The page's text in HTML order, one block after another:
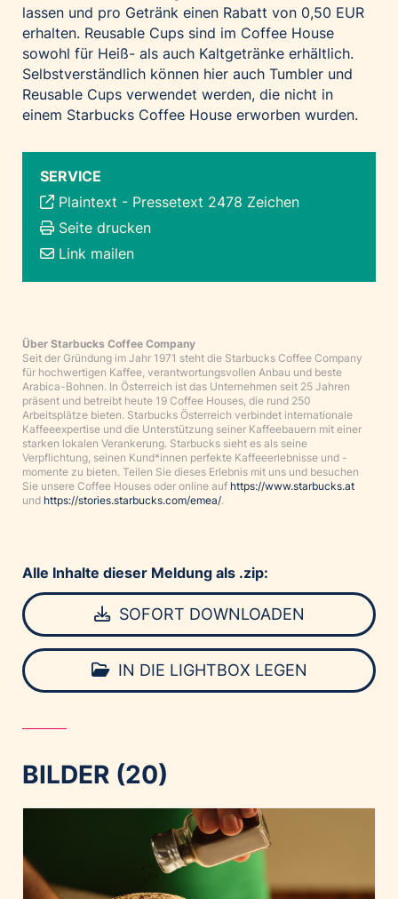
lassen und pro Getränk einen Rabatt von 0,50 EUR
erhalten. Reusable Cups sind im Coffee House
sowohl für Heiß- als auch Kaltgetränke erhältlich.
Selbstverständlich können hier auch Tumbler und
Reusable Cups verwendet werden, die nicht in
einem Starbucks Coffee House erworben wurden.
SERVICE
Plaintext - Pressetext 2478 Zeichen
Seite drucken
Link mailen
Über Starbucks Coffee Company
Seit der Gründung im Jahr 1971 steht die Starbucks Coffee Company
für hochwertigen Kaffee, verantwortungsvollen Anbau und beste
Arabica-Bohnen. In Österreich ist das Unternehmen seit 25 Jahren
präsent und betreibt heute 19 Coffee Houses, die rund 250
Arbeitsplätze bieten. Starbucks Österreich verbindet internationale
Kaffeeexpertise und die Unterstützung seiner Kaffeebauern mit einer
starken lokalen Verankerung. Starbucks sieht es als seine
Verpflichtung, seinen Kund*innen perfekte Kaffeeerlebnisse und -
momente zu bieten. Teilen Sie dieses Erlebnis mit uns und besuchen
Sie unsere Coffee Houses oder online auf https://www.starbucks.at
und https://stories.starbucks.com/emea/.
Alle Inhalte dieser Meldung als .zip:
SOFORT DOWNLOADEN
IN DIE LIGHTBOX LEGEN
BILDER (20)